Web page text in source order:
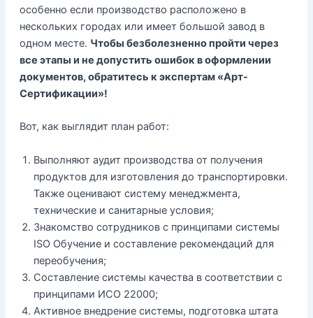
особенно если производство расположено в
нескольких городах или имеет большой завод в
одном месте. Чтобы безболезненно пройти через
все этапы и не допустить ошибок в оформлении
документов, обратитесь к экспертам «Арт-
Сертификации»!
Вот, как выглядит план работ:
Выполняют аудит производства от получения
продуктов для изготовления до транспортировки.
Также оценивают систему менеджмента,
технические и санитарные условия;
Знакомство сотрудников с принципами системы
ISO Обучение и составление рекомендаций для
переобучения;
Составление системы качества в соответствии с
принципами ИСО 22000;
Активное внедрение системы, подготовка штата